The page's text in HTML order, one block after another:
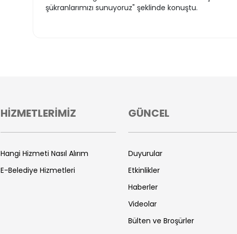
şükranlarımızı sunuyoruz" şeklinde konuştu.
HİZMETLERİMİZ
Hangi Hizmeti Nasıl Alırım
E-Belediye Hizmetleri
GÜNCEL
Duyurular
Etkinlikler
Haberler
Videolar
Bülten ve Broşürler